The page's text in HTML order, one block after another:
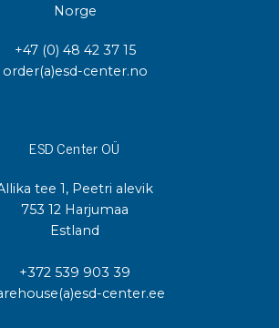
Norge
+47 (0) 48 42 37 15
order(a)esd-center.no
ESD Center OÜ
tee 1, Peetri alevik
753 12 Harjumaa
Estland
+372 539 903 39
center.ee